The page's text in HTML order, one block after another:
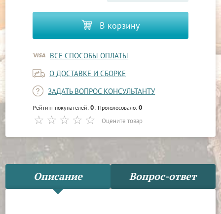
В корзину
ВСЕ СПОСОБЫ ОПЛАТЫ
О ДОСТАВКЕ И СБОРКЕ
ЗАДАТЬ ВОПРОС КОНСУЛЬТАНТУ
Рейтинг покупателей:0 . Проголосовало:0
Оцените товар
Описание Вопрос-ответ